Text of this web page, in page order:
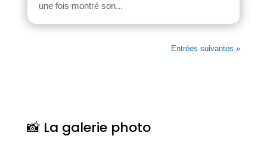
une fois montré son...
Entrées suivantes »
📸 La galerie photo